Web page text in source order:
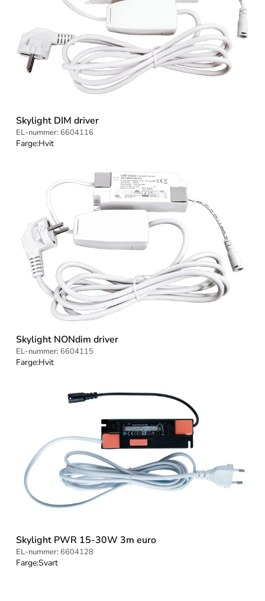
Skylight DIM driver
EL-nummer:6604116
Farge:Hvit
Skylight NONdim driver
EL-nummer:6604115
Farge:Hvit
Skylight PWR 15-30W 3m euro
EL-nummer:6604128
Farge:Svart